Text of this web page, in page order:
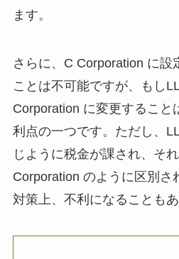
ます。
さらに、C Corporation に設
ことは不可能ですが、もし
Corporation に変更すること
利点の一つです。ただし、
じように税金が課され、そ
Corporation のように区別さ
対策上、不利になることもあ